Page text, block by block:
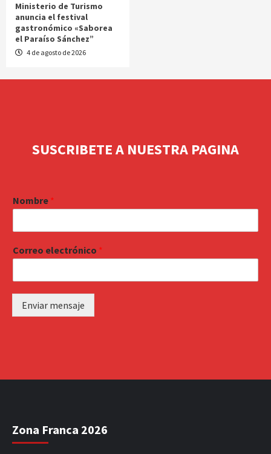
Ministerio de Turismo
anuncia el festival
gastronómico «Saborea
el Paraíso Sánchez”
4 de agosto de 2026
SUSCRIBETE A NUESTRA PAGINA
Nombre *
Correo electrónico *
Enviar mensaje
Zona Franca 2026